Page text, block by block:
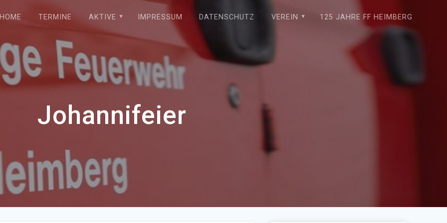
HOME TERMINE AKTIVE IMPRESSUM DATENSCHUTZ VEREIN 125 JAHRE FF HEIMBERG
Johannifeier